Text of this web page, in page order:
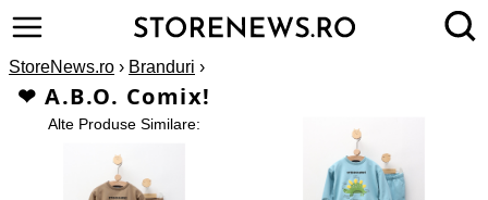
StoreNews.ro › Branduri ›
❤ A.B.O. Comix!
Alte Produse Similare: